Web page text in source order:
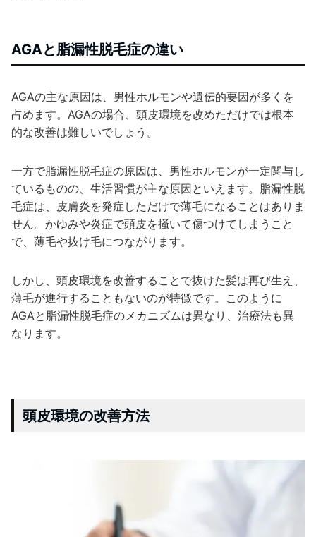
AGAと脂漏性脱毛症の違い
AGAの主な原因は、男性ホルモンや遺伝的要因が多くを
占めます。AGAの場合、頭皮環境を改めただけでは根本
的な改善は難しいでしょう。
一方で脂漏性脱毛症の原因は、男性ホルモンが一定関与し
ているものの、生活習慣が主な原因といえます。脂漏性脱
毛症は、皮膚炎を発症しただけで薄毛になることはありま
せん。かゆみや炎症で頭皮を掻いて傷つけてしまうこと
で、薄毛や抜け毛につながります。
しかし、頭皮環境を改善することで抜けた髪は再び生え、
薄毛が進行することもないのが特徴です。このように
AGAと脂漏性脱毛症のメカニズムは異なり、治療法も異
なります。
頭皮環境の改善方法